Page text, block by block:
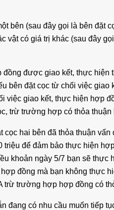
bên (sau đây gọi là bên đặt
vật có giá trị khác (sau đây
được giao kết, thực hiện
bên đặt cọc từ chối việc
việc giao kết, thực hiện hợp
trừ trường hợp có thỏa thuận
cọc hai bên đã thỏa thuận
triệu để đảm bảo thực hiện
khoản ngày 5/7 bạn sẽ thực
đồng mà bạn không thực
trừ trường hợp hợp đồng có
đang có nhu cầu muốn tiếp